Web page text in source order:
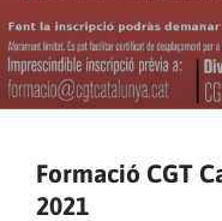
Formació CGT
2021